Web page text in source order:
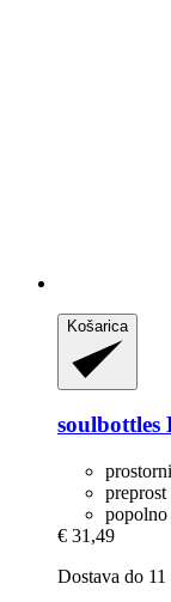
Košarica
soulbottles
preprost
popolno
€ 31,49
Dostava do 11